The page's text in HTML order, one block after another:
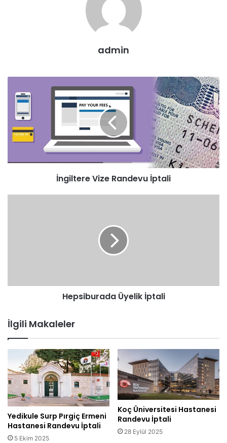
admin
İngiltere Vize Randevu İptali
Hepsiburada Üyelik İptali
İlgili Makaleler
Yedikule Surp Pırgiç Ermeni
Hastanesi Randevu İptali
5 Ekim 2025
Koç Üniversitesi Hastanesi
Randevu İptali
28 Eylül 2025